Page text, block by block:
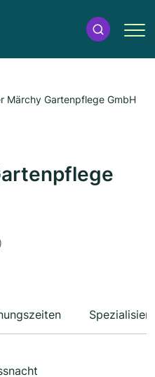
Märchy Gartenpflege GmbH